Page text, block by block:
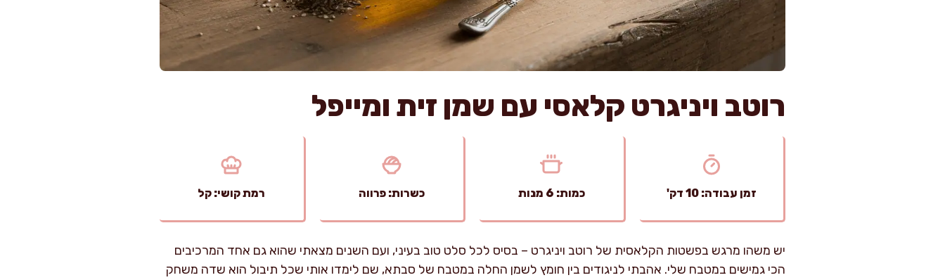
רוטב ויניגרט קלאסי עם שמן זית ומייפל
זמן עבודה: 10 דק' כמות: 6 מנות כשרות: פרווה רמת קושי: קל
יש משהו מרגש בפשטות הקלאסית של רוטב ויניגרט – בסיס לכל סלט טוב בעיני, ועם השנים מצאתי שהוא גם אחד המרכיבים
הכי גמישים במטבח שלי. אהבתי לניגודים בין חומץ לשמן החלה במטבח של סבתא, שם לימדו אותי שכל תיבול הוא שדה משחק